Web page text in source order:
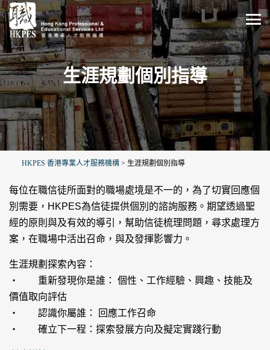
生涯規劃個別指導
HKPES 香港專業人才服務機構 > 生涯規劃個別指導
每位在職信徒所面對的職場處境是不一的，為了切實回應個
別需要，HKPES為信徒提供個別的諮詢服務。期望透過聖
經的原則與及有效的導引，幫助信徒梳理問題，尋求處理方
案，在職場中活出召命，與及發揮影響力。
生涯規劃探索內容：
‧ 重新發現你是誰： 個性、工作經驗、興趣、技能及
價值取向評估
‧ 認識你屬誰： 回應工作召命
‧ 確立下一程：探索發展方向及擬定實踐行動